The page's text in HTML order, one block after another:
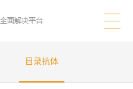
目录抗体